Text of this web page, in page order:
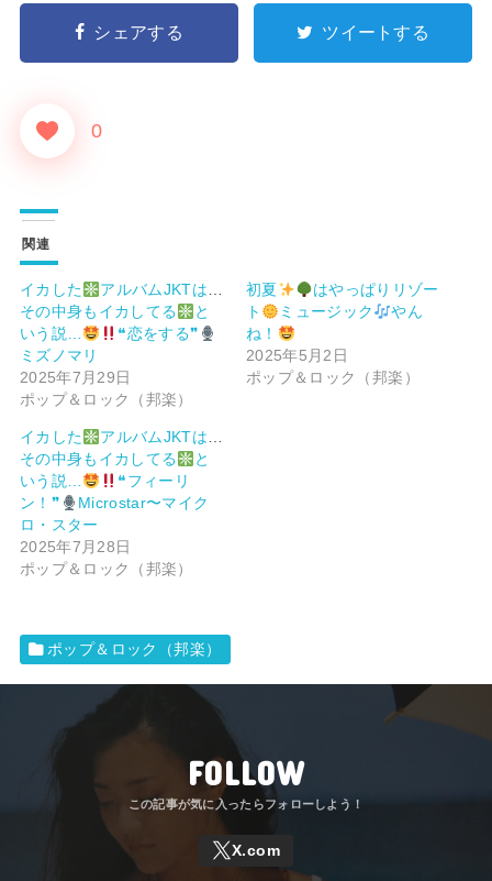
シェアする ツイートする
0
関連
イカした
アルバムJKTは、
その中身もイカしてる
と
いう説…
❝恋をする❞
ミズノマリ
2025年7月29日
ポップ＆ロック（邦楽）
初夏
はやっぱりリゾー
ト
ミュージック
やん
ね！
2025年5月2日
ポップ＆ロック（邦楽）
イカした
アルバムJKTは、
その中身もイカしてる
と
いう説…
❝フィーリ
ン！❞
Microstar〜マイク
ロ・スター
2025年7月28日
ポップ＆ロック（邦楽）
ポップ＆ロック（邦楽）
FOLLOW